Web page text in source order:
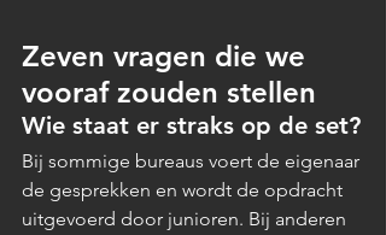
Zeven vragen die we
vooraf zouden stellen
Wie staat er straks op de set?
Bij sommige bureaus voert de eigenaar
de gesprekken en wordt de opdracht
uitgevoerd door junioren. Bij anderen